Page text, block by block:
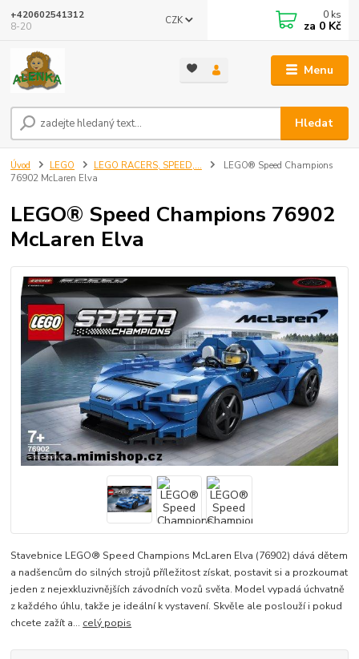
Menu
CZK
Hledat
+420602541312
8-20
0 ks
za 0 Kč
Úvod LEGO LEGO RACERS, SPEED,...
LEGO® Speed Champions
76902 McLaren Elva
LEGO® Speed Champions 76902
McLaren Elva
Stavebnice LEGO® Speed Champions McLaren Elva (76902) dává dětem
a nadšencům do silných strojů příležitost získat, postavit si a prozkoumat
jeden z nejexkluziv­nějších závodních vozů světa. Model vypadá úchvatně
z každého úhlu, takže je ideální k vystavení. Skvěle ale poslouží i pokud
chcete zažít a... celý popis